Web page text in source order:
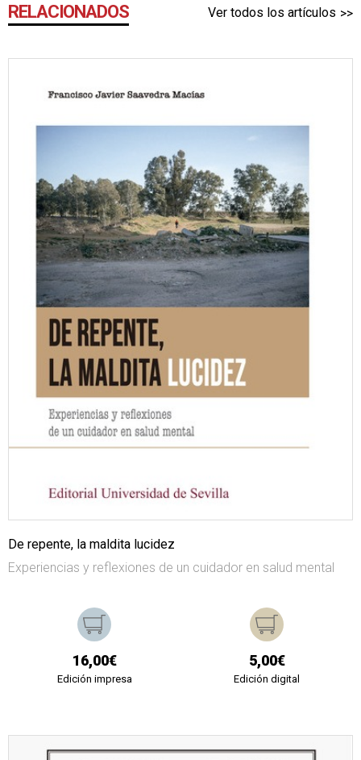
RELACIONADOS Ver todos los artículos
De repente, la maldita lucidez
Experiencias y reflexiones de un cuidador en salud mental
16,00€
Edición impresa
5,00€
Edición digital